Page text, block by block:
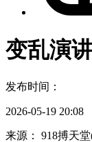
变乱演
发布时间：
2026-05-19 20:08
来源： 918搏天